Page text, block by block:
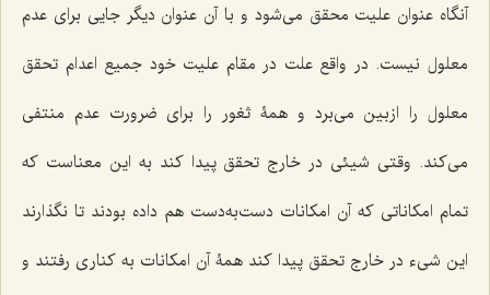
آنگاه عنوان علیت محقق می‌شود و با آن عنوان دیگر جایی برای عدم
معلول نیست. در واقع علت در مقام علیت خود جمیع اعدام تحقق
معلول را ازبین می‌برد و همۀ ثغور را برای ضرورت عدم منتفی
می‌کند. وقتی شیئی در خارج تحقق پیدا کند به این معناست که
تمام امکاناتی که آن امکانات دست‌به‌دست هم داده بودند تا نگذارند
این شیء در خارج تحقق پیدا کند همۀ آن امکانات به کناری رفتند و